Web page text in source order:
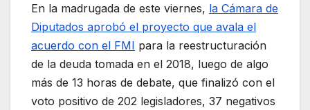
En la madrugada de este viernes, la Cámara de
Diputados aprobó el proyecto que avala el
acuerdo con el FMI para la reestructuración
de la deuda tomada en el 2018, luego de algo
más de 13 horas de debate, que finalizó con el
voto positivo de 202 legisladores, 37 negativos